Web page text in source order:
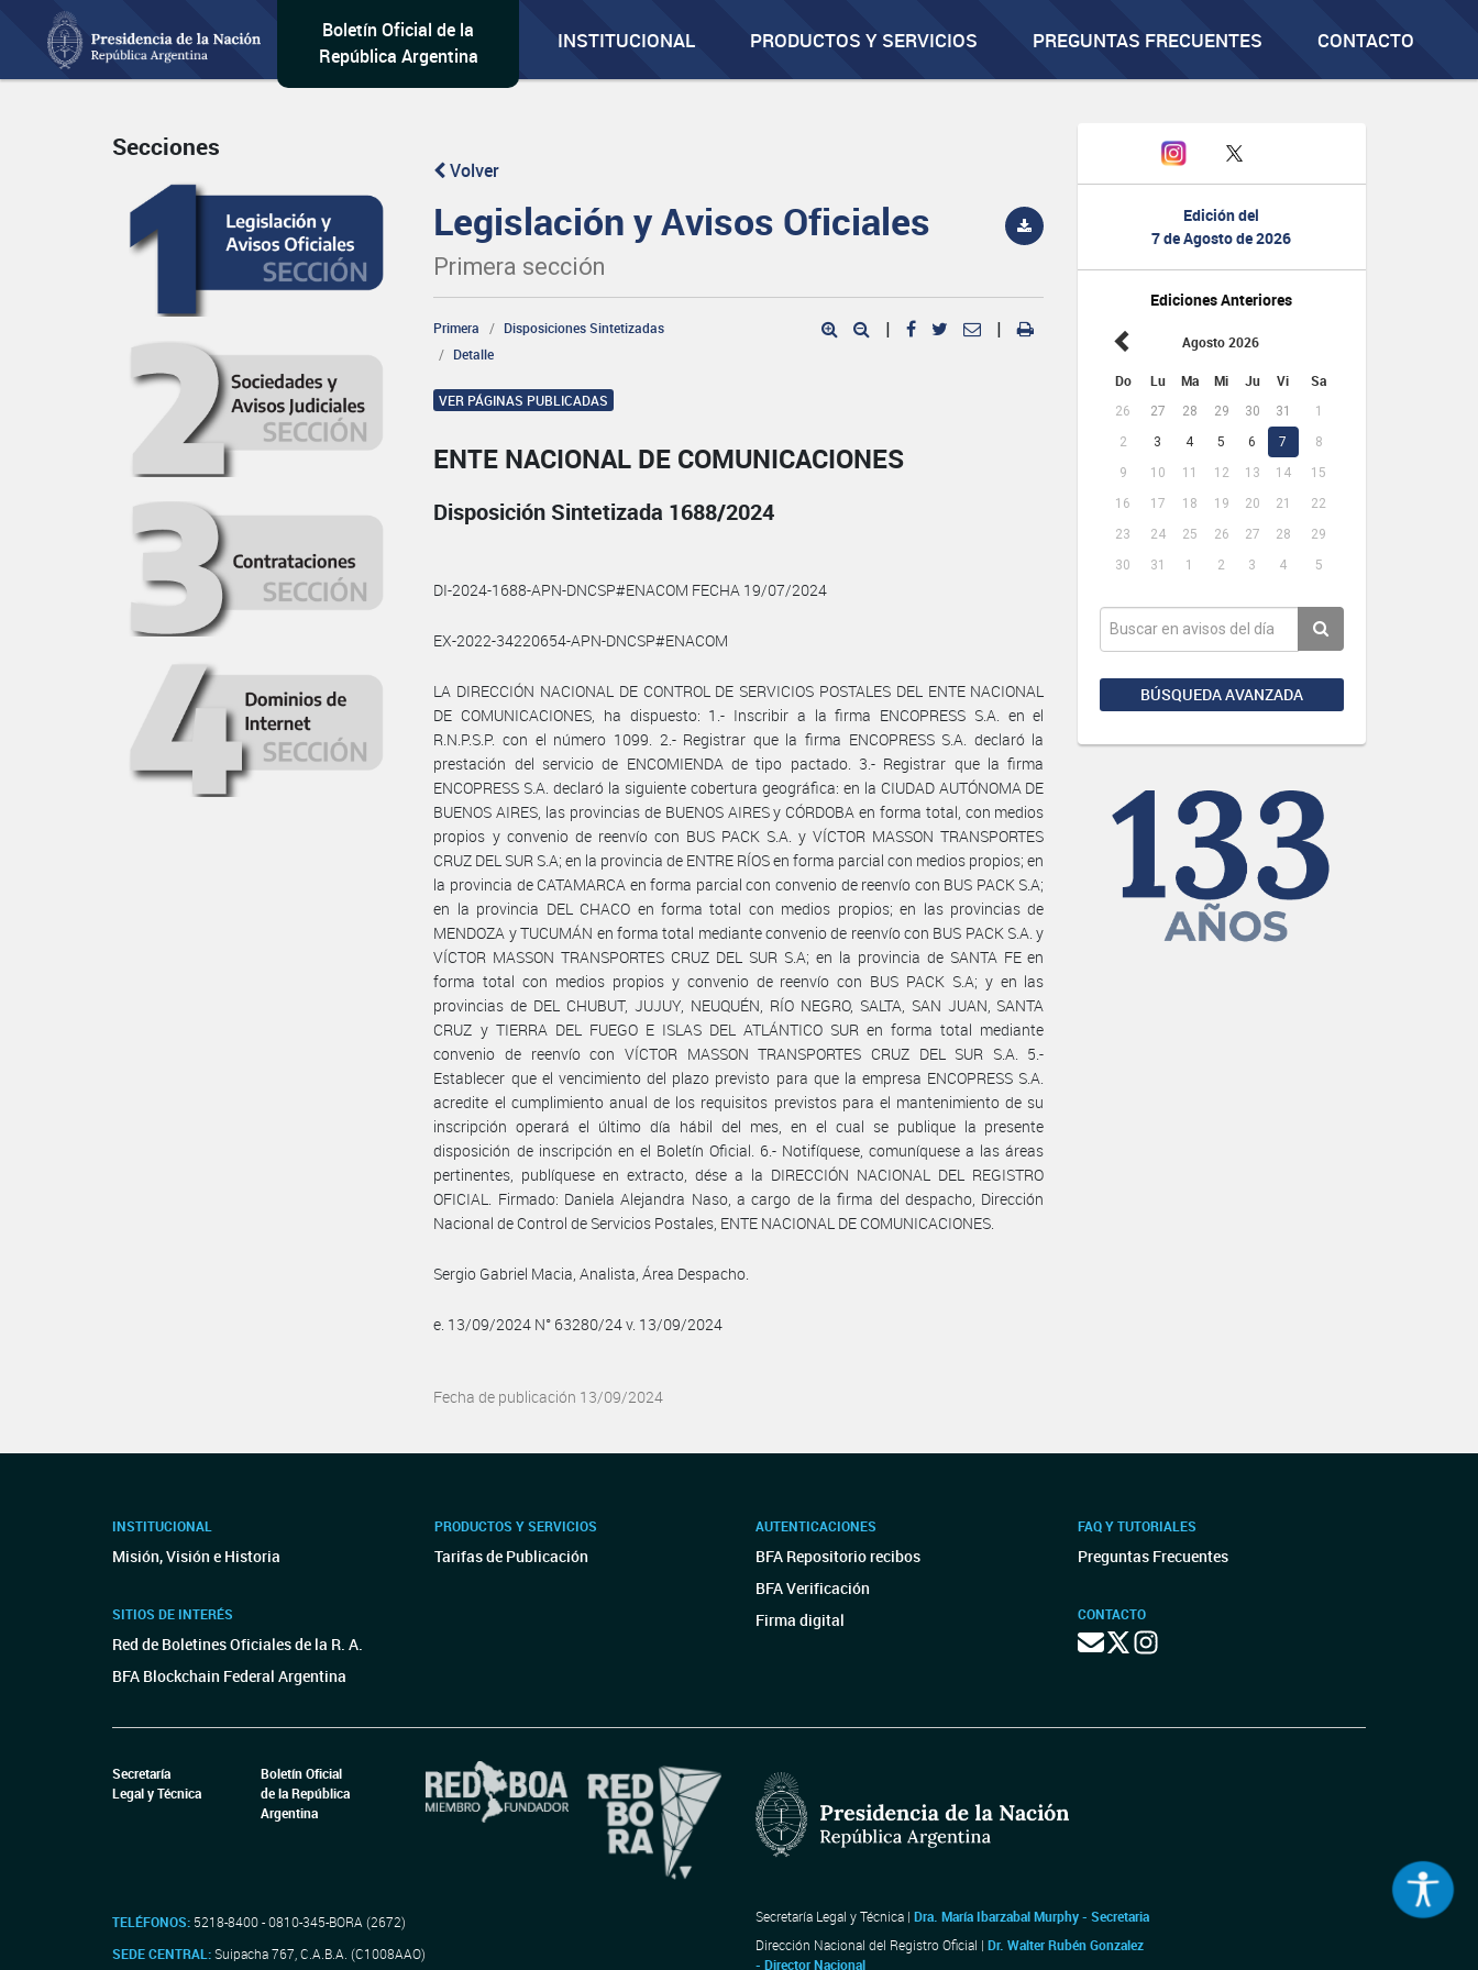
Boletín Oficial de la
República Argentina
INSTITUCIONAL PRODUCTOS Y SERVICIOS PREGUNTAS FRECUENTES CONTACTO
Edición del
7 de Agosto de 2026
Ediciones Anteriores
Agosto 2026
Do Lu Ma Mi Ju Vi Sa
26 27 28 29 30 31
1
2
3 4 5 6 7
8
9
10 11 12 13 14
15
16
17 18 19 20 21
22
23
24 25 26 27 28
29
30
31 1 2 3 4 5
BÚSQUEDA AVANZADA
Secciones
Volver
Legislación y Avisos Oficiales
Primera sección
Primera
Disposiciones Sintetizadas
Detalle
| |
VER PÁGINAS PUBLICADAS
ENTE NACIONAL DE COMUNICACIONES
Disposición Sintetizada 1688/2024
DI-2024-1688-APN-DNCSP#ENACOM FECHA 19/07/2024
EX-2022-34220654-APN-DNCSP#ENACOM
LA DIRECCIÓN NACIONAL DE CONTROL DE SERVICIOS POSTALES DEL ENTE NACIONAL
DE COMUNICACIONES, ha dispuesto: 1.- Inscribir a la firma ENCOPRESS S.A. en el
R.N.P.S.P. con el número 1099. 2.- Registrar que la firma ENCOPRESS S.A. declaró la
prestación del servicio de ENCOMIENDA de tipo pactado. 3.- Registrar que la firma
ENCOPRESS S.A. declaró la siguiente cobertura geográfica: en la CIUDAD AUTÓNOMA DE
BUENOS AIRES, las provincias de BUENOS AIRES y CÓRDOBA en forma total, con medios
propios y convenio de reenvío con BUS PACK S.A. y VÍCTOR MASSON TRANSPORTES
CRUZ DEL SUR S.A; en la provincia de ENTRE RÍOS en forma parcial con medios propios; en
la provincia de CATAMARCA en forma parcial con convenio de reenvío con BUS PACK S.A;
en la provincia DEL CHACO en forma total con medios propios; en las provincias de
MENDOZA y TUCUMÁN en forma total mediante convenio de reenvío con BUS PACK S.A. y
VÍCTOR MASSON TRANSPORTES CRUZ DEL SUR S.A; en la provincia de SANTA FE en
forma total con medios propios y convenio de reenvío con BUS PACK S.A; y en las
provincias de DEL CHUBUT, JUJUY, NEUQUÉN, RÍO NEGRO, SALTA, SAN JUAN, SANTA
CRUZ y TIERRA DEL FUEGO E ISLAS DEL ATLÁNTICO SUR en forma total mediante
convenio de reenvío con VÍCTOR MASSON TRANSPORTES CRUZ DEL SUR S.A. 5.-
Establecer que el vencimiento del plazo previsto para que la empresa ENCOPRESS S.A.
acredite el cumplimiento anual de los requisitos previstos para el mantenimiento de su
inscripción operará el último día hábil del mes, en el cual se publique la presente
disposición de inscripción en el Boletín Oficial. 6.- Notifíquese, comuníquese a las áreas
pertinentes, publíquese en extracto, dése a la DIRECCIÓN NACIONAL DEL REGISTRO
OFICIAL. Firmado: Daniela Alejandra Naso, a cargo de la firma del despacho, Dirección
Nacional de Control de Servicios Postales, ENTE NACIONAL DE COMUNICACIONES.
Sergio Gabriel Macia, Analista, Área Despacho.
e. 13/09/2024 N° 63280/24 v. 13/09/2024
Fecha de publicación 13/09/2024
INSTITUCIONAL
Misión, Visión e Historia
SITIOS DE INTERÉS
Red de Boletines Oficiales de la R. A.
BFA Blockchain Federal Argentina
PRODUCTOS Y SERVICIOS
Tarifas de Publicación
AUTENTICACIONES
BFA Repositorio recibos
BFA Verificación
Firma digital
FAQ Y TUTORIALES
Preguntas Frecuentes
CONTACTO
Secretaría
Legal y Técnica
Boletín Oficial
de la República
Argentina
TELÉFONOS: 5218-8400 - 0810-345-BORA (2672)
SEDE CENTRAL:Suipacha 767, C.A.B.A. (C1008AAO)
Secretaría Legal y Técnica | Dra. María Ibarzabal Murphy - Secretaria
Dirección Nacional del Registro Oficial | Dr. Walter Rubén Gonzalez
- Director Nacional